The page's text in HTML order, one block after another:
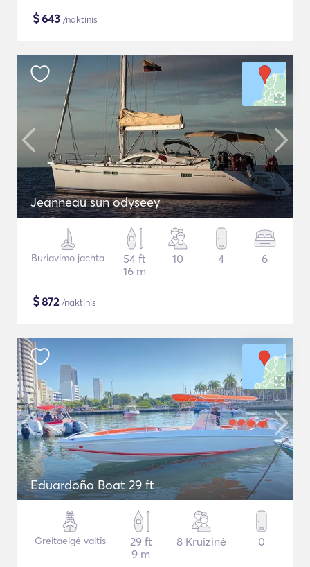
$643 /naktinis
Jeanneau sun odyseey
Buriavimo jachta
54 ft
16 m
10 4 6
$872/naktinis
Eduardoño Boat 29 ft
Greitaeigė valtis
29 ft
9 m
8 Kruizinė 0